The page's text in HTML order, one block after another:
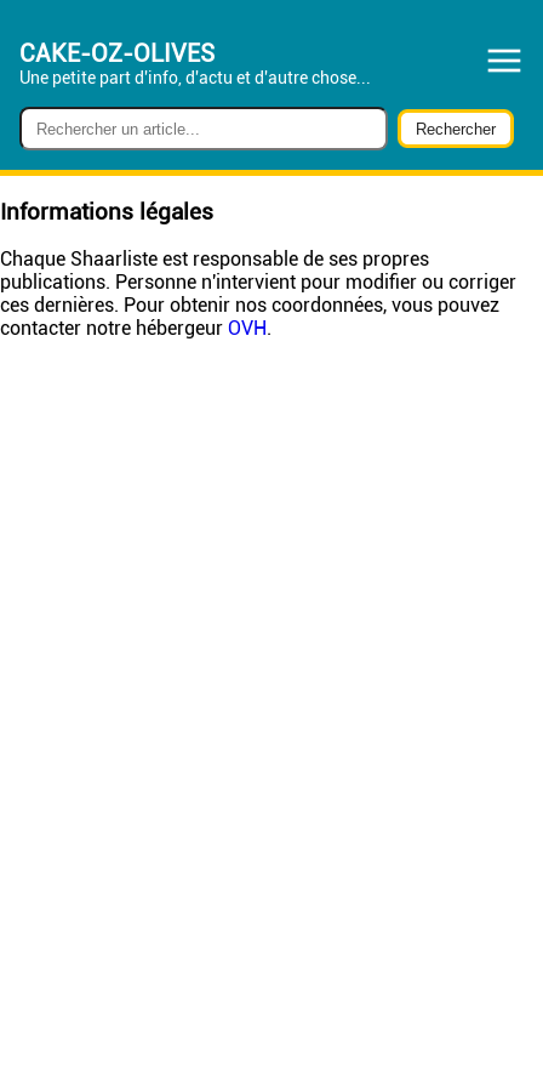
CAKE-OZ-OLIVES
Une petite part d'info, d'actu et d'autre chose...
Informations légales
Chaque Shaarliste est responsable de ses propres
publications. Personne n'intervient pour modifier ou corriger
ces dernières. Pour obtenir nos coordonnées, vous pouvez
contacter notre hébergeur OVH.